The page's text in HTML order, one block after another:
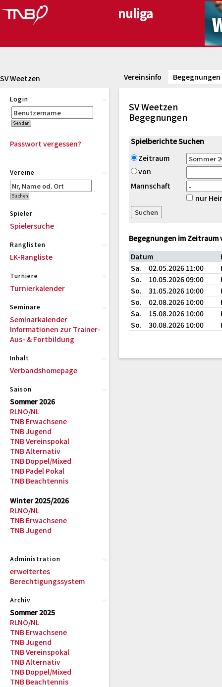
SV Weetzen Vereinsinfo Begegnungen
Login
Passwort vergessen?
Vereine
Spieler
Spielersuche
Ranglisten
LK-Rangliste
Turniere
Turnierkalender
Seminare
Seminarkalender
Informationen zur Trainer-
Aus- & Fortbildung
Inhalt
Verbandshomepage
Saison
Sommer 2026
RLNO/NL
TNB Erwachsene
TNB Jugend
TNB Vereinspokal
TNB Alternativ
TNB Doppel/Mixed
TNB Padel Pokal
TNB Beachtennis
Winter 2025/2026
RLNO/NL
TNB Erwachsene
TNB Jugend
Administration
erweitertes
Berechtigungssystem
Archiv
Sommer 2025
RLNO/NL
TNB Erwachsene
TNB Jugend
TNB Vereinspokal
TNB Alternativ
TNB Doppel/Mixed
TNB Beachtennis
SV Weetzen
Begegnungen
Spielberichte Suchen
Zeitraum
von
Mannschaft
nur
Begegnungen im Zeitraum
Datum
Sa.
02.05.2026 11:00
So.
10.05.2026 09:00
So.
31.05.2026 10:00
So.
02.08.2026 10:00
Sa.
15.08.2026 10:00
So.
30.08.2026 10:00